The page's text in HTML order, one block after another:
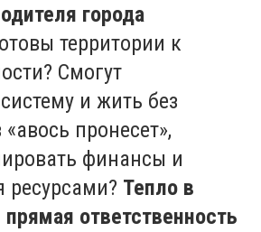
города
территории к
Смогут
и жить без
пронесет»,
финансы и
ресурсами? Тепло в
ответственность